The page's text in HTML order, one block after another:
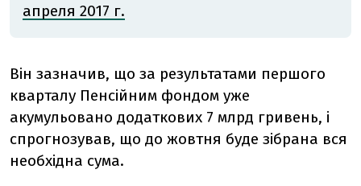
апреля 2017 г.
Він зазначив, що за результатами першого
кварталу Пенсійним фондом уже
акумульовано додаткових 7 млрд гривень, і
спрогнозував, що до жовтня буде зібрана вся
необхідна сума.